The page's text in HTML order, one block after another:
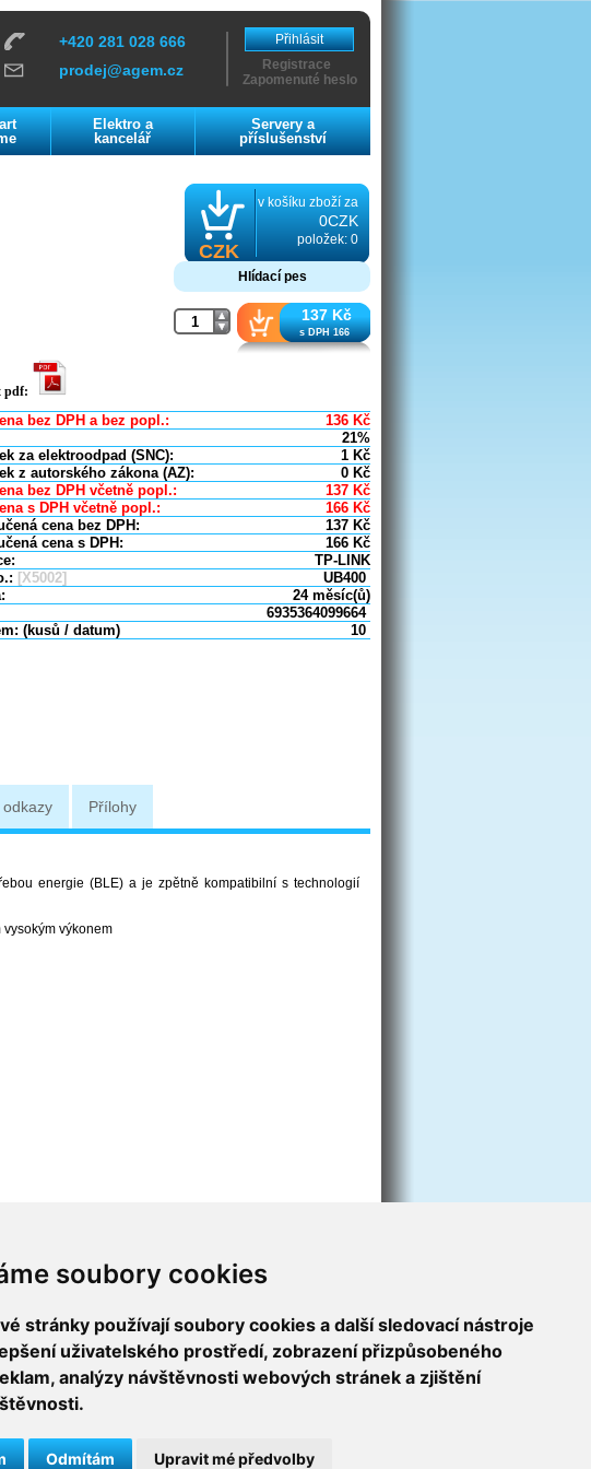
soubory cookies
stránky používají soubory cookies a další sledovací nástroje
uživatelského prostředí, zobrazení přizpůsobeného
analýzy návštěvnosti webových stránek a zjištění
Odmítám Upravit mé předvolby
+420 281 028 666
prodej@agem.cz
Přihlásit
Registrace
Zapomenuté heslo
Elektro a
kancelář
Servery a
příslušenství
CZK
v košíku zboží za
0CZK
položek: 0
Hlídací pes
137 Kč
s DPH 166
pdf:
bez DPH a bez popl.: 136 Kč
21%
za elektroodpad (SNC):
1 Kč
z autorského zákona (AZ):
0 Kč
bez DPH včetně popl.:
137 Kč
s DPH včetně popl.:
166 Kč
cena bez DPH:
137 Kč
cena s DPH:
166 Kč
TP-LINK
[X5002]
UB400
24 měsíc(ů)
6935364099664
(kusů / datum)
10
odkazy Přílohy
energie (BLE) a je zpětně kompatibilní s technologií
výkonem
informace